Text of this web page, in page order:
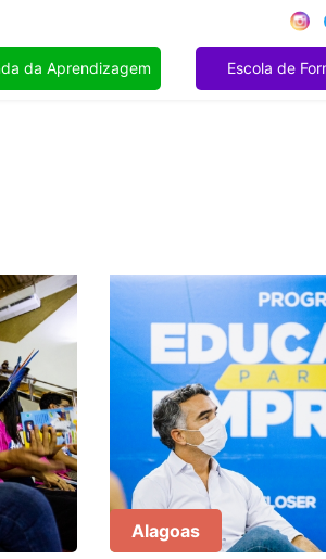
da Aprendizagem Escola de
Alagoas